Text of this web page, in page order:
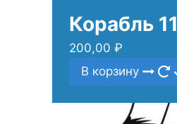
Корабль 11
200,00 ₽
В корзину